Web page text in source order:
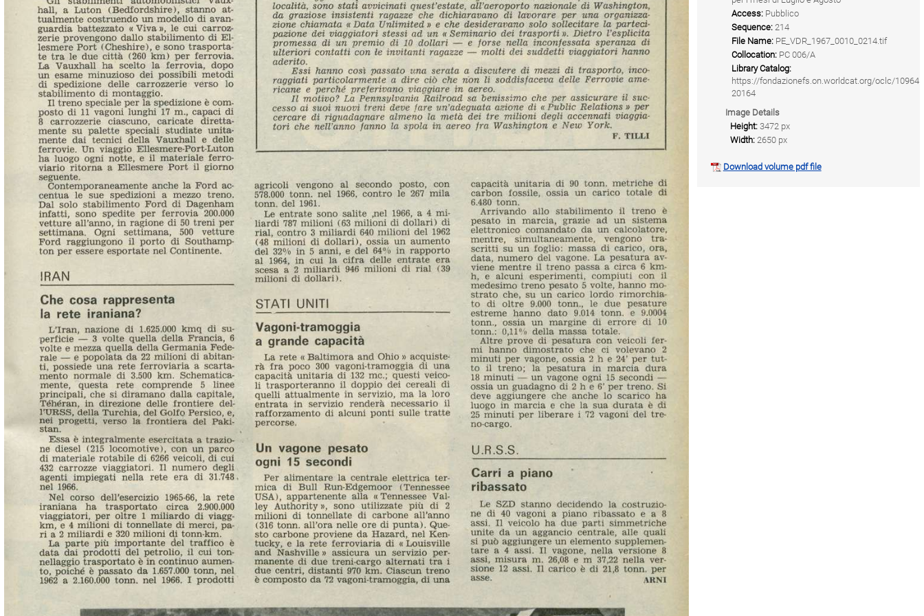
Access: Pubblico
Sequence: 214
File Name: PE_VDR_1967_0010_0214.tif
Collocation: PC 006/A
Library Catalog:
https://fondazionefs.on.worldcat.org/oclc/10964
20164
Image Details
Height: 3472 px
Width: 2650 px
Download volume pdf file